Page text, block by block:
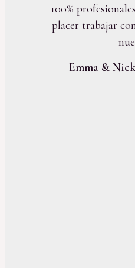
100%
placer trabajar
Emma & Nick